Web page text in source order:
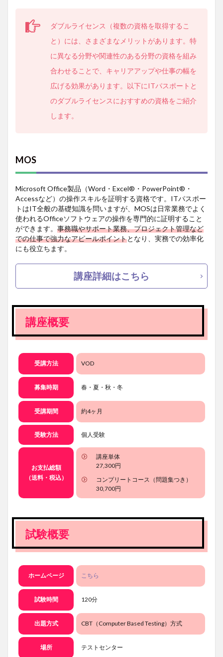
ダブルライセンス（複数の資格を取得するこ
と）には、さまざまなメリットがあります。特
に異なる分野や関連性のある分野の資格を組み
合わせることで、キャリアアップや仕事の幅を
広げる効果があります。以下にITパスポートと
のダブルライセンスにおすすめの資格をご紹介
します。
MOS
Microsoft Office製品（Word・Excel®・PowerPoint®・
Accessなど）の操作スキルを証明する資格です。ITパスポー
トはIT全般の基礎知識を問いますが、MOSは日常業務でよく
使われるOfficeソフトウェアの操作を専門的に証明すること
ができます。 事務職やサポート業務、プロジェクト管理など
での仕事で強力なアピールポイントとなり、実務での効率化
にも役立ちます。
講座詳細はこちら
講座概要
受講方法 VOD
募集時期 春・夏・秋・冬
受講期間 約4ヶ月
受験方法 個人受験
お支払総額
（送料・税込）
講座単体
27,300円
コンプリートコース（問題集つき）
30,700円
試験概要
ホームページ こちら
試験時間 120分
出題方式 CBT（Computer Based Testing）方式
場所 テストセンター